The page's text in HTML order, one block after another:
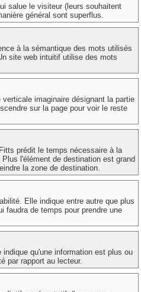
salue le visiteur (leurs souhaitent
général sont superflus.
à la sémantique des mots utilisés
site web intuitif utilise des mots
imaginaire désignant la partie
sur la page pour voir le reste
prédit le temps nécessaire à la
l'élément de destination est grand
la zone de destination.
Elle indique entre autre que plus
faudra de temps pour prendre une
qu'une information est plus ou
par rapport au lecteur.